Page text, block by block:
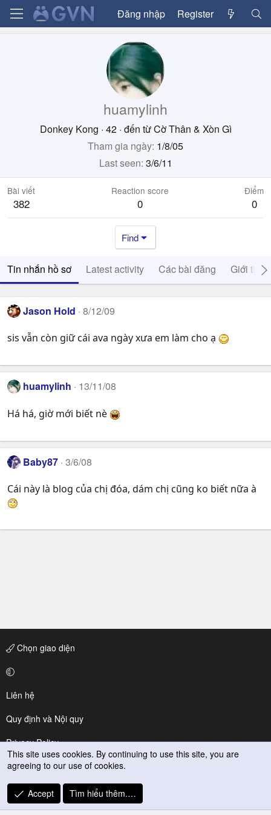
Đăng nhập Register
huamylinh
Donkey Kong · 42 · đến từCờ Thân & Xòn Gì
Tham gia ngày 1/8/05
Last seen 3/6/11
Bài viết
382
Reaction score
0
Điểm
0
Find
Tin nhắn hồ sơ Latest activity Các bài đăng Giới thiệu
Jason Hold 8/12/09
sis vẫn còn giữ cái ava ngày xưa em làm cho ạ
huamylinh 13/11/08
Há há, giờ mới biết nè
Baby87 3/6/08
Cái này là blog của chị đóa, dám chị cũng ko biết nữa à
Chọn giao diện
Liên hệ
Quy định và Nội quy
Privacy Policy
Trợ giúp
R
S
This site uses cookies. By continuing to use this site, you are
agreeing to our use of cookies.
Accept Tìm hiểu thêm.…